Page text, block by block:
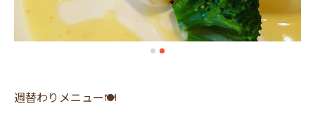
週替わりメニュー🍽